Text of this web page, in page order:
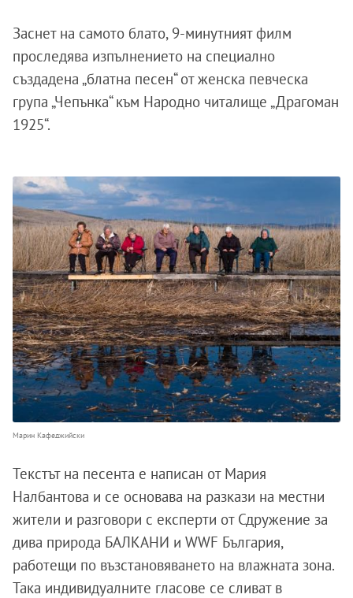
Заснет на самото блато, 9-минутният филм
проследява изпълнението на специално
създадена „блатна песен“ от женска певческа
група „Чепънка“ към Народно читалище „Драгоман
1925“.
Марин Кафеджийски
Текстът на песента е написан от Мария
Налбантова и се основава на разкази на местни
жители и разговори с експерти от Сдружение за
дива природа БАЛКАНИ и WWF България,
работещи по възстановяването на влажната зона.
Така индивидуалните гласове се сливат в